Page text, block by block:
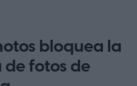
bloquea la
fotos de